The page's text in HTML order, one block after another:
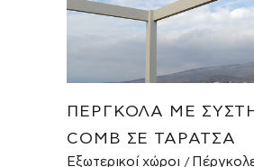
ΠΈΡΓΚΟΛΑ ΜΕ
COMB ΣΕ ΤΑΡΆΤΣΑ
Εξωτερικοί χώροι